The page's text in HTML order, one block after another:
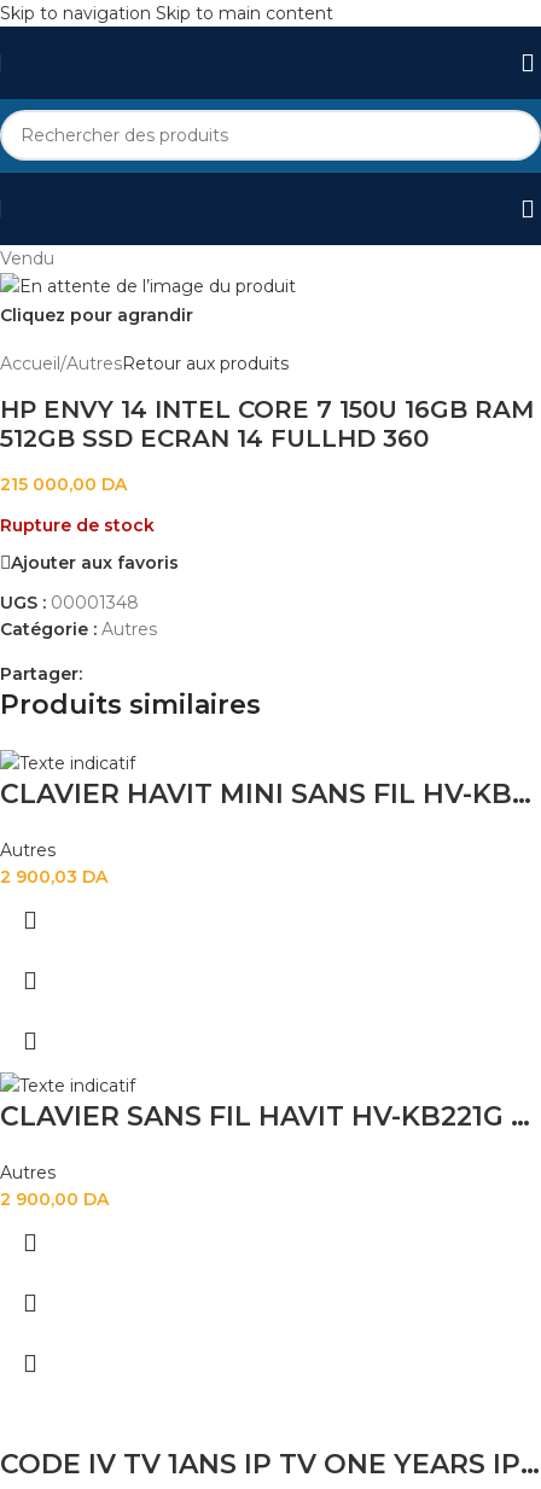
Skip to navigation Skip to main content
Vendu
Cliquez pour agrandir
Accueil /AutresRetour aux produits
HP ENVY 14 INTEL CORE 7 150U 16GB RAM
512GB SSD ECRAN 14 FULLHD 360
215 000,00 DA
Rupture de stock
Ajouter aux favoris
UGS : 00001348
Catégorie : Autres
Partager:
Produits similaires
CLAVIER HAVIT MINI SANS FIL HV-KB279G 2.4G
Autres
2 900,03 DA
CLAVIER SANS FIL HAVIT HV-KB221G 2.4G
Autres
2 900,00 DA
CODE IV TV 1ANS IP TV ONE YEARS IP TV